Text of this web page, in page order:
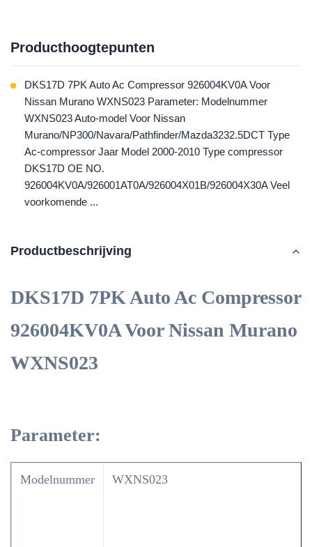
Producthoogtepunten
DKS17D 7PK Auto Ac Compressor 926004KV0A Voor
Nissan Murano WXNS023 Parameter: Modelnummer
WXNS023 Auto-model Voor Nissan
Murano/NP300/Navara/Pathfinder/Mazda3232.5DCT Type
Ac-compressor Jaar Model 2000-2010 Type compressor
DKS17D OE NO.
926004KV0A/926001AT0A/926004X01B/926004X30A Veel
voorkomende ...
Productbeschrijving
DKS17D 7PK Auto Ac Compressor
926004KV0A Voor Nissan Murano
WXNS023
Parameter:
Modelnummer WXNS023